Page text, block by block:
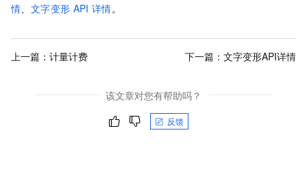
情
文字变形 API 详情。
上一篇： 计量计费 下一篇： 文字变形API详情
该文章对您有帮助吗？
反馈